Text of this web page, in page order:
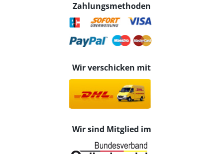
Zahlungsmethoden
Wir verschicken mit
Wir sind Mitglied im